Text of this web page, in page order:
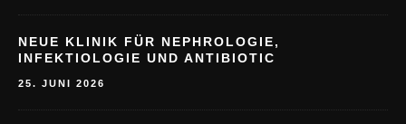
NEUE KLINIK FÜR NEPHROLOGIE,
INFEKTIOLOGIE UND ANTIBIOTIC
25. JUNI 2026